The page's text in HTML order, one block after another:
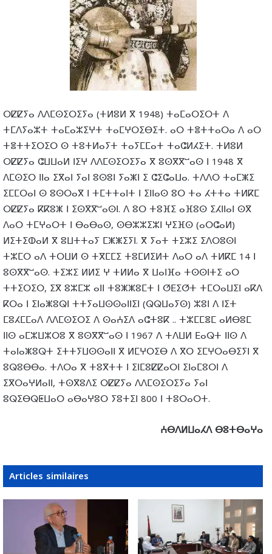
ⵔⵇⵇⵢⴰ ⴷⴷⵎⵙⵉⵔⵉⵢⴰ (ⵜⵍⵓⵍ ⴳ 1948) ⵜⴰⵎⴰⵔⵉⵔⵜ ⴷ
ⵜⵎⴷⵢⴰⵣⵜ ⵜⴰⵎⴰⵣⵉⵖⵜ ⵜⴰⵎⵖⵔⵉⴱⵉⵜ. ⴰⵔ ⵜⴻⵜⵜⴰⵔⴰ ⴷ ⴰⵔ
ⵜⴻⵜⵜⵉⵔⵉⵔ ⵙ ⵜⵓⵜⵍⴰⵢⵜ ⵜⴰⵢⵎⵎⴰⵜ ⵜⴰⵛⵍⵃⵉⵜ. ⵜⵍⵓⵍ
ⵔⵇⵇⵢⴰ ⵛⵡⵡⴰⵍ ⵏⵉⵖ ⴷⴷⵎⵙⵉⵔⵉⵢⴰ ⴳ ⵓⵙⴳⴳⵯⴰⵙ ⵏ 1948 ⴳ
ⴷⵎⵙⵉⵔ ⵏⵏⴰ ⵉⴳⴰⵏ ⵢⴰⵏ ⵓⵙⵓⵏ ⵢⴰⵥⵏ ⵉ ⵛⵉⵛⴰⵡⴰ. ⵜⴷⴷⵔ ⵜⴰⵎⵥⵉ
ⵉⵎⵎⵔⴰⵏ ⵙ ⵓⵙⵔⴰⴳ ⵏ ⵜⵎⵜⵜⴰⵏⵜ ⵏ ⵉⵏⵏⴰⵙ ⵓⵔ ⵜⴰ ⵃⵜⵜⴰ ⵜⵍⴽⵎ
ⵔⵇⵇⵢⴰ ⴽⴽⵓⵥ ⵏ ⵉⵙⴳⴳⵯⴰⵙⵏ. ⴷ ⵓⵔ ⵜⵓⴼⵉ ⴰⴼⵓⵙ ⵉⵃⵏⵏⴰⵏ ⵙⴳ
ⴷⴰⵔ ⵜⵎⵖⴰⵔⵜ ⵏ ⴱⴰⴱⴰⵙ, ⵙⴱⵣⵣⵉⵣⵏ ⵖⵉⴼⵙ (ⴰⵔⵛⴰⵍ)
ⵍⵉⵜⵉⵀⴰⵍ ⴳ ⵓⵡⵜⵜⴰⵢ ⵎⵥⵥⵉⵢⵏ. ⴳ ⵢⴰⵜ ⵜⵉⵣⵉ ⵉⴷⵔⵓⵙⵏ
ⵜⵣⵎⵔ ⴰⴷ ⵜⵔⵡⵍ ⵙ ⵜⴳⵎⵎⵉ ⵜⵓⵎⵍⵉⵍⵜ ⴷⴰⵔ ⴰⴷ ⵜⵍⴽⵎ 14 ⵏ
ⵓⵙⴳⴳⵯⴰⵙ. ⵜⵉⵣⵉ ⵍⵍⵉ ⵖ ⵜⵍⵍⴰ ⴳ ⵡⴰⵏⴼⴰ ⵜⵙⵙⵏⵜⵉ ⴰⵔ
ⵜⵜⵉⵔⵉⵔ, ⵉⴳ ⵓⵣⵎⵣ ⴰⵏⵏ ⵜⵓⵥⵥⵓⵎⵜ ⵏ ⵚⴹⵉⵚⵜ ⵜⵎⵔⴰⵡⵉⵏ ⴰⴽⴷ
ⴽⵔⴰ ⵏ ⵉⵏⴰⵥⵓⵕⵏ ⵜⵜⵢⴰⵡⵙⵙⴰⵏⵏⵉⵏ (ⵕⵕⵡⴰⵢⵙ) ⵣⵓⵏ ⴷ ⵏⵉⵜ
ⵎⵓⵃⵎⵎⴰⴷ ⴷⴷⵎⵙⵉⵔⵉ ⴷ ⵙⴰⵄⵉⴷ ⴰⵛⵜⵓⴽ .. ⵜⵣⵎⵎⴻⵎ ⴰⵍⴱⵓⵎ
ⵏⵏⵙ ⴰⵎⵣⵡⵣⵔⵓ ⴳ ⵓⵙⴳⴳⵯⴰⵙ ⵏ 1967 ⴷ ⵜⴷⵡⵍ ⴹⴰⵕⵜ ⵏⵏⵙ ⴷ
ⵜⴰⵏⴰⵥⵓⵕⵜ ⵉⵜⵜⵢⵡⵙⵙⴰⵏⵏ ⴳ ⵍⵎⵖⵔⵉⴱ ⴷ ⴳⵔ ⵉⵎⵖⵔⴰⴱⵉⵢⵏ ⴳ
ⵓⵕⵓⴱⴱⴰ. ⵜⴷⵔⴰ ⴳ ⵜⵓⴳⵜⵜ ⵏ ⵉⵏⵎⵓⵇⵇⴰⵔⵏ ⵉⵏⴰⵎⵓⵔⵏ ⴷ
ⵉⴳⵔⴰⵖⵍⴰⵏⵏ, ⵜⵙⴳⵓⴷⵉ ⵔⵇⵇⵢⴰ ⴷⴷⵎⵙⵉⵔⵉⵢⴰ ⵢⴰⵏ
ⵓⵕⵉⴱⵕⵟⵡⴰⵔ ⴰⴱⴰⵖⵓⵔ ⵢⵓⵜⵉⵏ 800 ⵏ ⵜⵓⵔⴰⵔⵜ.
ⵄⴱⴷⵍⵡⴰⵃⴷ ⴱⵓⵜⴱⴰⵖⴰ
Articles similaires